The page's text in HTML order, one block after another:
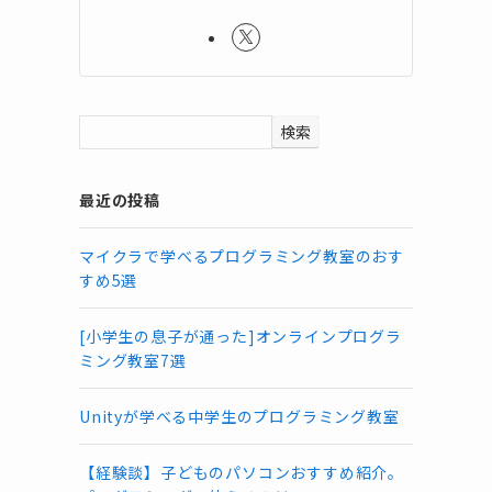
検索
最近の投稿
マイクラで学べるプログラミング教室のおす
すめ5選
[小学生の息子が通った]オンラインプログラ
ミング教室7選
Unityが学べる中学生のプログラミング教室
【経験談】子どものパソコンおすすめ紹介。